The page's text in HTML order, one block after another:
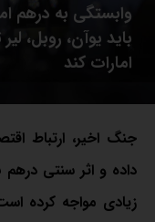
وابستگی به درهم
باید یوآن، روبل،
امارات کند
جنگ اخیر، ارتباط
داده و اثر سنتی درهم
زیادی مواجه کرده